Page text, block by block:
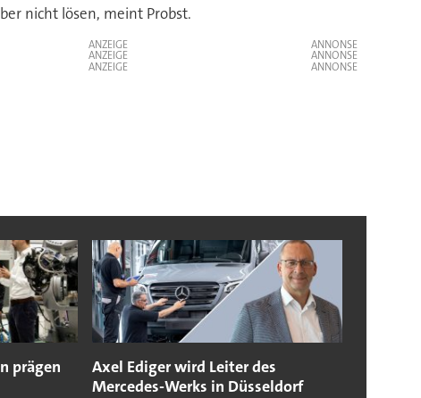
nicht lösen, meint Probst.
ANZEIGE
ANZEIGE
ANZEIGE
prägen
Axel Ediger wird Leiter des
Mercedes-Werks in Düsseldorf